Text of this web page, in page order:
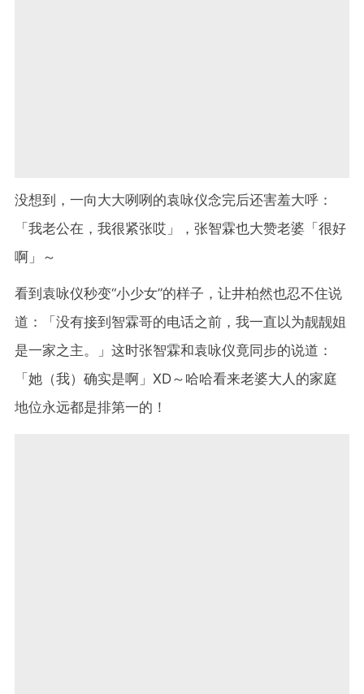
没想到，一向大大咧咧的袁咏仪念完后还害羞大呼：
「我老公在，我很紧张哎」，张智霖也大赞老婆「很好
啊」～
看到袁咏仪秒变“小少女”的样子，让井柏然也忍不住说
道：「没有接到智霖哥的电话之前，我一直以为靓靓姐
是一家之主。」这时张智霖和袁咏仪竟同步的说道：
「她（我）确实是啊」 XD～哈哈看来老婆大人的家庭
地位永远都是排第一的！